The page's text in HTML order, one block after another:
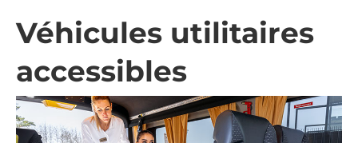
Véhicules utilitaires
Nous
Trouver un revendeur
Véhicules utilitaires
accessibles